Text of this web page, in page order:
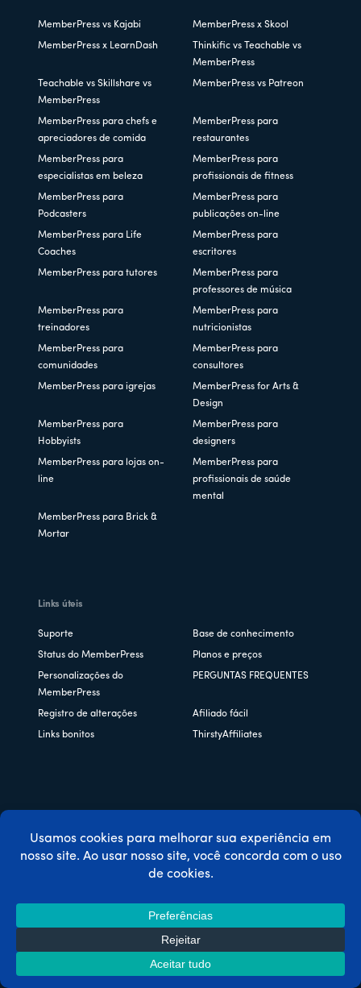
MemberPress vs Kajabi MemberPress x Skool
MemberPress x LearnDash
Thinkific vs Teachable vs
MemberPress
Teachable vs Skillshare vs
MemberPress
MemberPress vs Patreon
MemberPress para chefs e
apreciadores de comida
MemberPress para
restaurantes
MemberPress para
especialistas em beleza
MemberPress para
profissionais de fitness
MemberPress para
Podcasters
MemberPress para
publicações on-line
MemberPress para Life
Coaches
MemberPress para
escritores
MemberPress para tutores
MemberPress para
professores de música
MemberPress para
treinadores
MemberPress para
nutricionistas
MemberPress para
comunidades
MemberPress para
consultores
MemberPress para igrejas
MemberPress for Arts &
Design
MemberPress para
Hobbyists
MemberPress para
designers
MemberPress para lojas on-
line
MemberPress para
profissionais de saúde
mental
MemberPress para Brick &
Mortar
Links úteis
Suporte Base de conhecimento
Status do MemberPress Planos e preços
Personalizações do
MemberPress
PERGUNTAS FREQUENTES
Registro de alterações Afiliado fácil
Links bonitos ThirstyAffiliates
Copyright © 2026 Caseproof, LLC. Todos os direitos
Política de privacidade
/ Divulgação da FTC / Código de cupom MemberPress